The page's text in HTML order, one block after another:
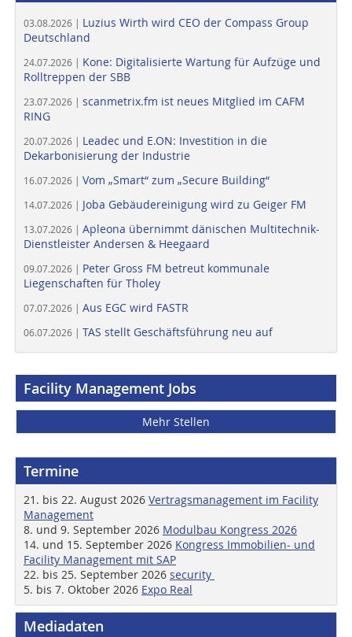
03.08.2026 | Luzius Wirth wird CEO der Compass Group
Deutschland
24.07.2026 | Kone: Digitalisierte Wartung für Aufzüge und
Rolltreppen der SBB
23.07.2026 | scanmetrix.fm ist neues Mitglied im CAFM
RING
20.07.2026 | Leadec und E.ON: Investition in die
Dekarbonisierung der Industrie
16.07.2026 | Vom „Smart“ zum „Secure Building“
14.07.2026 | Joba Gebäudereinigung wird zu Geiger FM
13.07.2026 | Apleona übernimmt dänischen Multitechnik-
Dienstleister Andersen & Heegaard
09.07.2026 | Peter Gross FM betreut kommunale
Liegenschaften für Tholey
07.07.2026 | Aus EGC wird FASTR
06.07.2026 | TAS stellt Geschäftsführung neu auf
Facility Management Jobs
Mehr Stellen
Termine
21. bis 22. August 2026 Vertragsmanagement im Facility
Management
8. und 9. September 2026 Modulbau Kongress 2026
14. und 15. September 2026 Kongress Immobilien- und
Facility Management mit SAP
22. bis 25. September 2026 security
5. bis 7. Oktober 2026 Expo Real
Mediadaten